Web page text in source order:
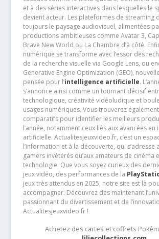
et à des séries interactives dans lesquelles le
devient acteur. Les plateformes de streaming
toujours le paysage audiovisuel, alimentées
productions ambitieuses comme Avatar 3,
Brave New World ou La Chambre d’à côté.
numérique se transforme avec l’essor des
de la recherche visuelle via Google Lens, ou
Generative Engine Optimization (GEO),
pensée pour l’intelligence artificielle.
s’annonce ainsi comme un tournant décisif
technologique, créativité vidéoludique et
usages numériques. Vous trouverez
comparatifs pour identifier les meilleurs
l’année, notamment ceux liés aux avancées en
artificielle. Actualitesjeuxvideo.fr, c’est un
l’information et à la découverte, qui s’adresse
gamers invétérés qu’aux amateurs de cinéma
technologie. Que vous soyez curieux des
jeux vidéo, des performances de la
jeux très attendus en 2025, notre site est là
accompagner. Découvrez dès maintenant
passionnant du divertissement et de
Actualitesjeuxvideo.fr !
Achetez des cartes et coffrets